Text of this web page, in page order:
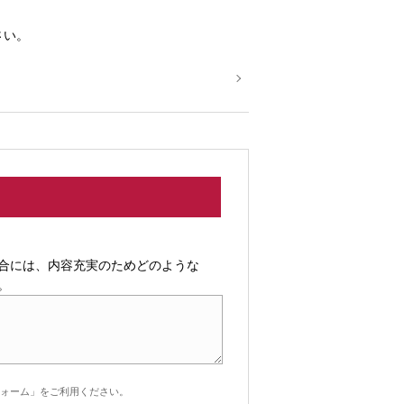
。
には、内容充実のためどのような
ーム」をご利用ください。